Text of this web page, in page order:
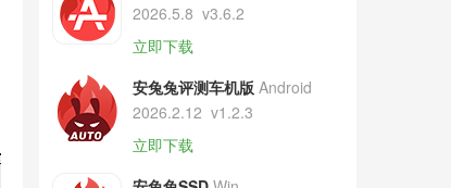
2026.5.8 v3.6.2
立即下载
安兔兔评测车机版 Android
2026.2.12 v1.2.3
立即下载